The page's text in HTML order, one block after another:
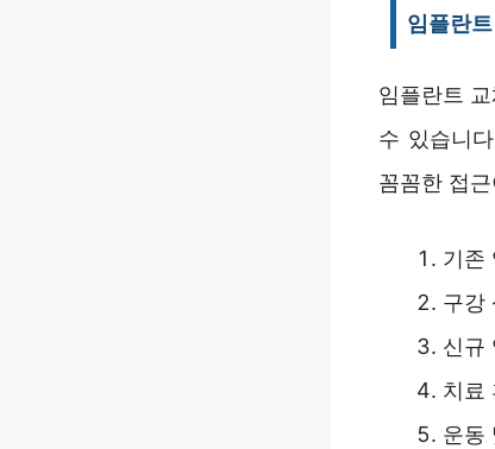
임플란
임플란트
수 있습니
꼼꼼한 접
기존
구강
신규
치료
운동